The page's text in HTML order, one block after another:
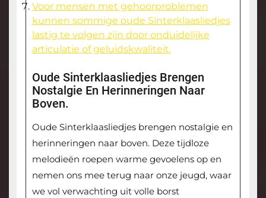
Voor mensen met gehoorproblemen
kunnen sommige oude Sinterklaasliedjes
lastig te volgen zijn door onduidelijke
articulatie of geluidskwaliteit.
Oude Sinterklaasliedjes Brengen
Nostalgie En Herinneringen Naar
Boven.
Oude Sinterklaasliedjes brengen nostalgie en
herinneringen naar boven. Deze tijdloze
melodieën roepen warme gevoelens op en
nemen ons mee terug naar onze jeugd, waar
we vol verwachting uit volle borst